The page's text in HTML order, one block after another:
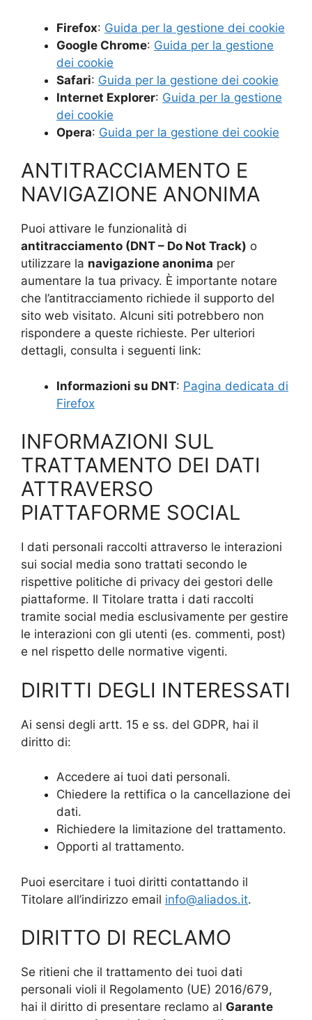
Firefox: Guida per la gestione dei cookie
Google Chrome: Guida per la gestione
dei cookie
Safari: Guida per la gestione dei cookie
Internet Explorer: Guida per la gestione
dei cookie
Opera: Guida per la gestione dei cookie
ANTITRACCIAMENTO E
NAVIGAZIONE ANONIMA
Puoi attivare le funzionalità di
antitracciamento (DNT – Do Not Track) o
utilizzare la navigazione anonima per
aumentare la tua privacy. È importante notare
che l’antitracciamento richiede il supporto del
sito web visitato. Alcuni siti potrebbero non
rispondere a queste richieste. Per ulteriori
dettagli, consulta i seguenti link:
Informazioni su DNT: Pagina dedicata di
Firefox
INFORMAZIONI SUL
TRATTAMENTO DEI DATI
ATTRAVERSO
PIATTAFORME SOCIAL
I dati personali raccolti attraverso le interazioni
sui social media sono trattati secondo le
rispettive politiche di privacy dei gestori delle
piattaforme. Il Titolare tratta i dati raccolti
tramite social media esclusivamente per gestire
le interazioni con gli utenti (es. commenti, post)
e nel rispetto delle normative vigenti.
DIRITTI DEGLI INTERESSATI
Ai sensi degli artt. 15 e ss. del GDPR, hai il
diritto di:
Accedere ai tuoi dati personali.
Chiedere la rettifica o la cancellazione dei
dati.
Richiedere la limitazione del trattamento.
Opporti al trattamento.
Puoi esercitare i tuoi diritti contattando il
Titolare all’indirizzo email info@aliados.it.
DIRITTO DI RECLAMO
Se ritieni che il trattamento dei tuoi dati
personali violi il Regolamento (UE) 2016/679,
hai il diritto di presentare reclamo al Garante